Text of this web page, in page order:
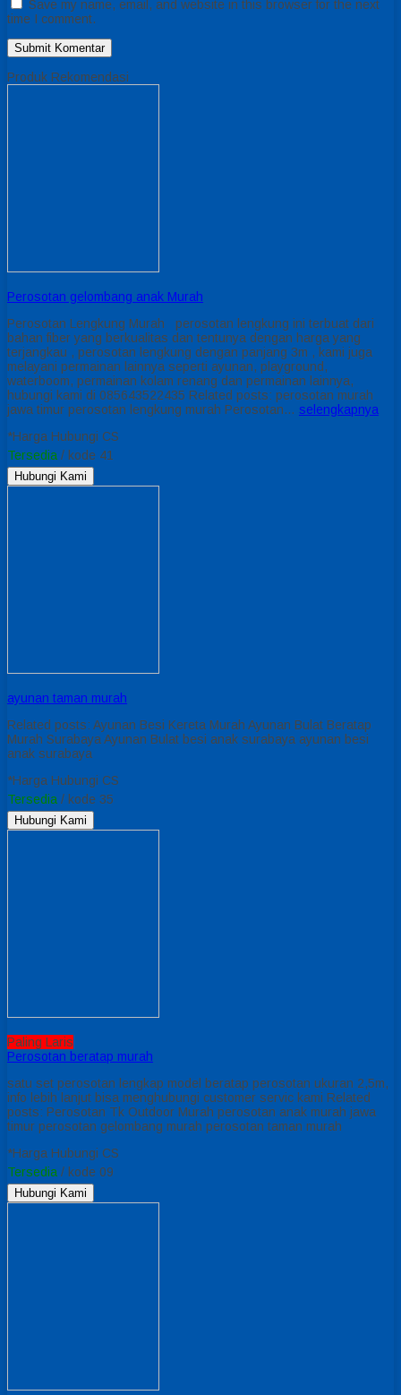
Save my name, email, and website in this browser for the next
time I comment.
Produk Rekomendasi
Perosotan gelombang anak Murah
Perosotan Lengkung Murah perosotan lengkung ini terbuat dari
bahan fiber yang berkualitas dan tentunya dengan harga yang
terjangkau , perosotan lengkung dengan panjang 3m , kami juga
melayani permainan lainnya seperti ayunan, playground,
waterboom, permainan kolam renang dan permainan lainnya,
hubungi kami di 085643522435 Related posts: perosotan murah
jawa timur perosotan lengkung murah Perosotan… selengkapnya
*Harga Hubungi CS
Tersedia / kode 41
Hubungi Kami
ayunan taman murah
Related posts: Ayunan Besi Kereta Murah Ayunan Bulat Beratap
Murah Surabaya Ayunan Bulat besi anak surabaya ayunan besi
anak surabaya
*Harga Hubungi CS
Tersedia / kode 35
Hubungi Kami
Paling Laris
Perosotan beratap murah
satu set perosotan lengkap model beratap perosotan ukuran 2,5m,
info lebih lanjut bisa menghubungi customer servic kami Related
posts: Perosotan Tk Outdoor Murah perosotan anak murah jawa
timur perosotan gelombang murah perosotan taman murah
*Harga Hubungi CS
Tersedia / kode 09
Hubungi Kami